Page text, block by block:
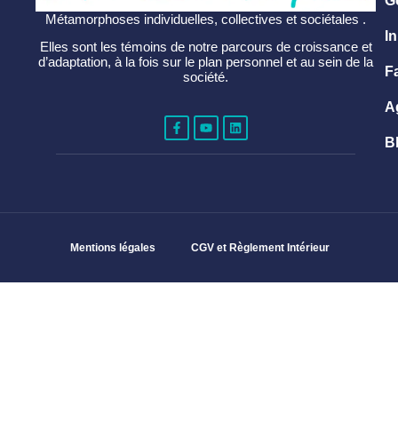
Métamorphoses individuelles, collectives et sociétales .
Elles sont les témoins de notre parcours de croissance et
d’adaptation, à la fois sur le plan personnel et au sein de la
société.
Mentions légales CGV et Règlement Intérieur